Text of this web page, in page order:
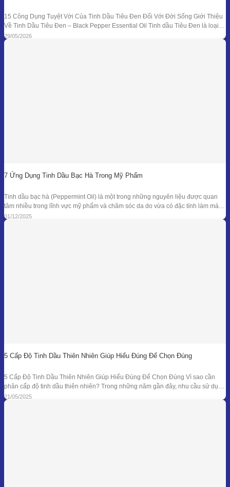
15 Công Dụng Tuyệt Vời Của Tinh Dầu Tiêu Đen Đối Với Đời Sống Giới Thiệu
Về Tinh Dầu Tiêu Đen – Black Pepper Essential Oil Tinh dầu Tiêu Đen là loại
tinh dầu thiên nhiên được chiết xuất từ quả của cây Tiêu Đen (Piper nigrum)
bằng phương pháp chưng cất hơi nước. Đây là
29/05/2026
7 Ứng Dụng Tinh Dầu Bạc Hà Trong Mỹ Phẩm
Tinh dầu bạc hà (Peppermint Oil) là một trong những nguyên liệu được quan
tâm nhiều trong lĩnh vực mỹ phẩm và chăm sóc da do vừa có đặc tính làm mát
đặc trưng, vừa sở hữu phổ kháng khuẩn và khử mùi tự nhiên đã được ghi nhận
trong nhiều nghiên cứu. Giá trị
01/12/2025
5 Cấp Độ Tinh Dầu Thiên Nhiên Giúp Hiểu Đúng Để Chọn Đúng
5 Cấp Độ Tinh Dầu Thiên Nhiên Giúp Hiểu Đúng Để Chọn Đúng Vì sao cần
phân cấp độ tinh dầu thiên nhiên? Trong những năm gần đây, nhu cầu sử dụng
tinh dầu thiên nhiên ngày càng gia tăng trong các lĩnh vực như chăm sóc sức
khỏe, mỹ phẩm, liệu pháp hương thơm,
21/05/2025